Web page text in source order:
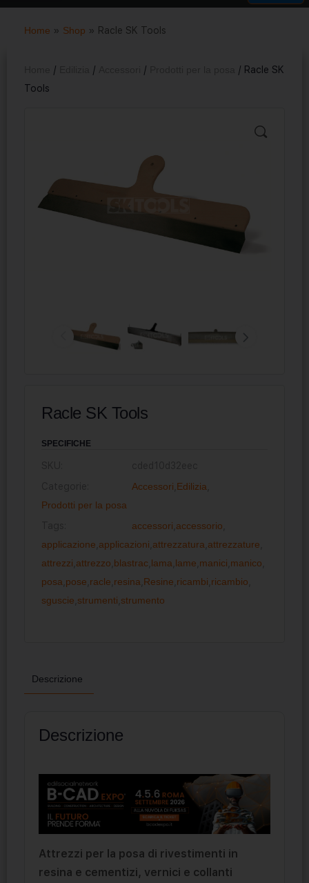
Home » Shop » Racle SK Tools
/ / /
/ Racle SK
Tools
Racle SK Tools
SPECIFICHE
Accessori Edilizia
Prodotti per la posa
accessori accessorio
applicazione applicazioni attrezzatura attrezzature
attrezzi attrezzo blastrac lama lame manici manico
posa pose racle resina Resine ricambi ricambio
sguscie strumenti strumento
Descrizione
Descrizione
Attrezzi per la posa di rivestimenti in
resina e cementizi, vernici e collanti